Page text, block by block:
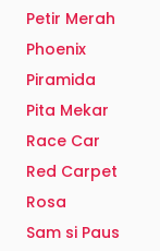
Petir Merah
Phoenix
Piramida
Pita Mekar
Race Car
Red Carpet
Rosa
Sam si Paus